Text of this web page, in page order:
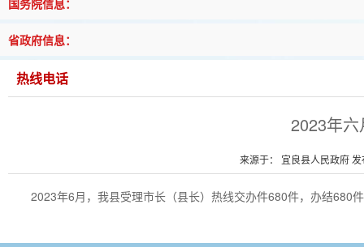
国务院信息：
省政府信息：
热线电话
2023年
来源于： 宜良县人民政府
2023年6月，我县受理市长（县长）热线交办件680件，办结680